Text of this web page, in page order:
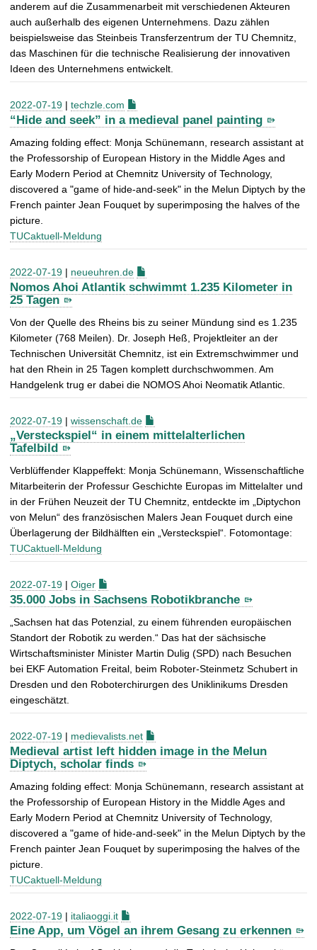
anderem auf die Zusammenarbeit mit verschiedenen Akteuren
auch außerhalb des eigenen Unternehmens. Dazu zählen
beispielsweise das Steinbeis Transferzentrum der TU Chemnitz,
das Maschinen für die technische Realisierung der innovativen
Ideen des Unternehmens entwickelt.
2022-07-19 | techzle.com
“Hide and seek” in a medieval panel painting
Amazing folding effect: Monja Schünemann, research assistant at
the Professorship of European History in the Middle Ages and
Early Modern Period at Chemnitz University of Technology,
discovered a "game of hide-and-seek" in the Melun Diptych by the
French painter Jean Fouquet by superimposing the halves of the
picture.
TUCaktuell-Meldung
2022-07-19 | neueuhren.de
Nomos Ahoi Atlantik schwimmt 1.235 Kilometer in
25 Tagen
Von der Quelle des Rheins bis zu seiner Mündung sind es 1.235
Kilometer (768 Meilen). Dr. Joseph Heß, Projektleiter an der
Technischen Universität Chemnitz, ist ein Extremschwimmer und
hat den Rhein in 25 Tagen komplett durchschwommen. Am
Handgelenk trug er dabei die NOMOS Ahoi Neomatik Atlantic.
2022-07-19 | wissenschaft.de
„Versteckspiel“ in einem mittelalterlichen
Tafelbild
Verblüffender Klappeffekt: Monja Schünemann, Wissenschaftliche
Mitarbeiterin der Professur Geschichte Europas im Mittelalter und
in der Frühen Neuzeit der TU Chemnitz, entdeckte im „Diptychon
von Melun“ des französischen Malers Jean Fouquet durch eine
Überlagerung der Bildhälften ein „Versteckspiel“. Fotomontage:
TUCaktuell-Meldung
2022-07-19 | Oiger
35.000 Jobs in Sachsens Robotikbranche
„Sachsen hat das Potenzial, zu einem führenden europäischen
Standort der Robotik zu werden.“ Das hat der sächsische
Wirtschaftsminister Minister Martin Dulig (SPD) nach Besuchen
bei EKF Automation Freital, beim Roboter-Steinmetz Schubert in
Dresden und den Roboterchirurgen des Uniklinikums Dresden
eingeschätzt.
2022-07-19 | medievalists.net
Medieval artist left hidden image in the Melun
Diptych, scholar finds
Amazing folding effect: Monja Schünemann, research assistant at
the Professorship of European History in the Middle Ages and
Early Modern Period at Chemnitz University of Technology,
discovered a "game of hide-and-seek" in the Melun Diptych by the
French painter Jean Fouquet by superimposing the halves of the
picture.
TUCaktuell-Meldung
2022-07-19 | italiaoggi.it
Eine App, um Vögel an ihrem Gesang zu erkennen